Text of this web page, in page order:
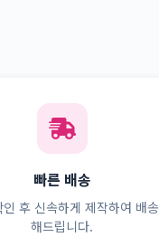
빠른 배송
후 신속하게 제작하여 배송
해드립니다.